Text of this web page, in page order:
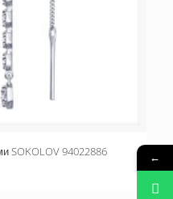
SOKOLOV 94022886 ←